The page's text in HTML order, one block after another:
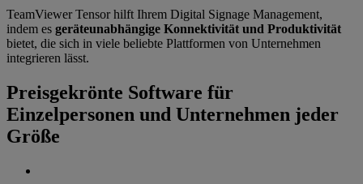
TeamViewer Tensor hilft Ihrem Digital Signage Management,
indem es geräteunabhängige Konnektivität und Produktivität
bietet, die sich in viele beliebte Plattformen von Unternehmen
integrieren lässt.
Preisgekrönte Software für
Einzelpersonen und Unternehmen jeder
Größe